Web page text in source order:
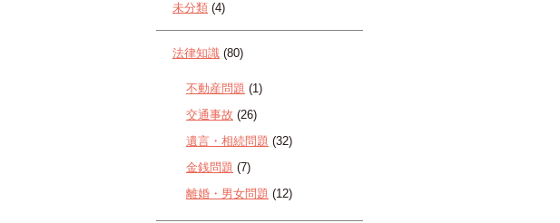
未分類 (4)
法律知識 (80)
不動産問題 (1)
交通事故 (26)
遺言・相続問題 (32)
金銭問題 (7)
離婚・男女問題 (12)